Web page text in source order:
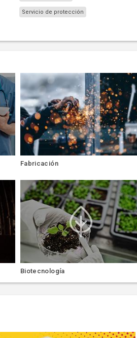
Servicio de protección
Fabricación
Biotecnología